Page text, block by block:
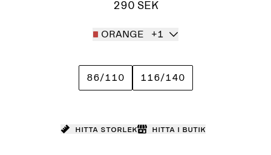
290 SEK
ORANGE +1
86/110 116/140
Hitta storlek Hitta i butik